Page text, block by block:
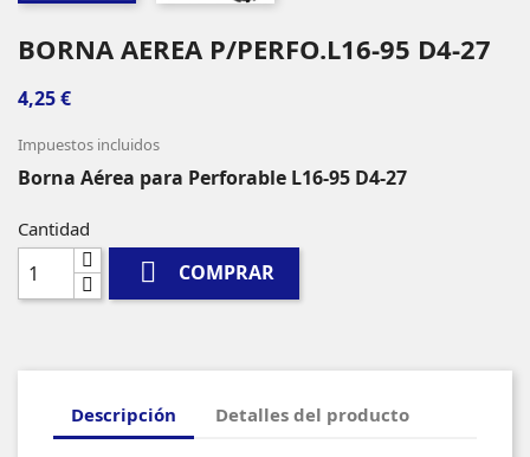
BORNA AEREA P/PERFO.L16-95 D4-27
4,25 €
Impuestos incluidos
Borna Aérea para Perforable L16-95 D4-27
Cantidad
 COMPRAR
Descripción Detalles del producto